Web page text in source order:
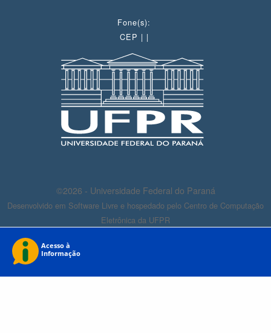
Fone(s):
CEP | |
©2026 - Universidade Federal do Paraná
Desenvolvido em Software Livre e hospedado pelo Centro de Computação
Eletrônica da UFPR